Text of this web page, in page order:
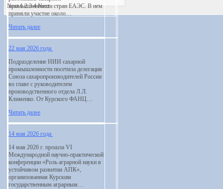
промышленности стран ЕАЭС. В нем
приняли участие около…
Читать далее
22 мая 2026 года
Подразделение НИИ сахарной
промышленности посетила делегация
Союза сахаропроизводителей России
во главе с руководителем
производственного отдела Л.Л.
Клименко. От Курского ФАНЦ…
Читать далее
14 мая 2026 года
14 мая 2026 г. прошла VI
Международной научно-практической
конференции «Роль аграрной науки в
устойчивом развитии АПК»,
организованная Курским
государственным аграрным…
Next1234Next